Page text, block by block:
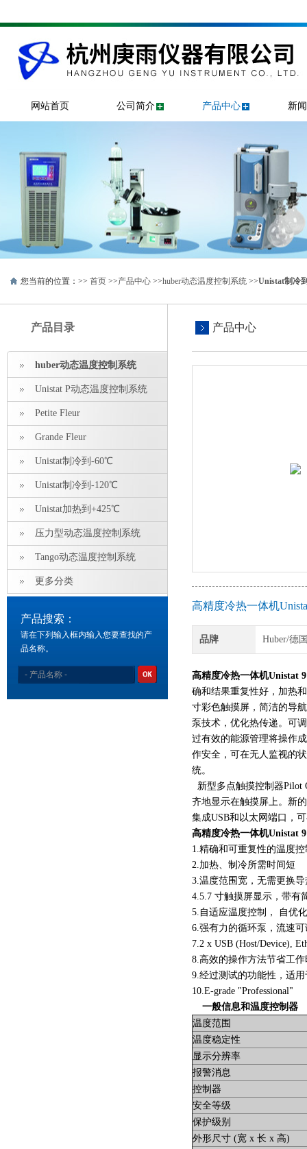
网站首页 公司简介 产品中心 新
您当前的位置：>> 首页 >>产品中心 >>huber动态温度控制系统 >>Unistat制冷
产品目录
huber动态温度控制系统
Unistat P动态温度控制系统
Petite Fleur
Grande Fleur
Unistat制冷到-60℃
Unistat制冷到-120℃
Unistat加热到+425℃
压力型动态温度控制系统
Tango动态温度控制系统
更多分类
产品搜索：
请在下列输入框内输入您要查找的产
品名称。
产品中心
高精度冷热一体机
品牌 Huber/德
高精度冷热一体机Unistat
确和结果重复性好，加热
寸彩色触摸屏，简洁的导
泵技术，优化热传递。可
过有效的能源管理将操作
作安全，可在无人监视的
统。
新型多点触摸控制器Pilot
齐地显示在触摸屏上。新
集成USB和以太网端口，
高精度冷热一体机Unistat
1.精确和可重复性的温度
2.加热、制冷所需时间短
3.温度范围宽，无需更换
4.5.7 寸触摸屏显示，带
5.自适应温度控制， 自
6.强有力的循环泵，流速
7.2 x USB (Host/Device),
8.高效的操作方法节省工
9.经过测试的功能性，适
10.E-grade "Professional"
一般信息和温度控制器
温度范围
温度稳定性
显示分辨率
报警消息
控制器
安全等级
保护级别
外形尺寸 (宽 x 长 x 高)